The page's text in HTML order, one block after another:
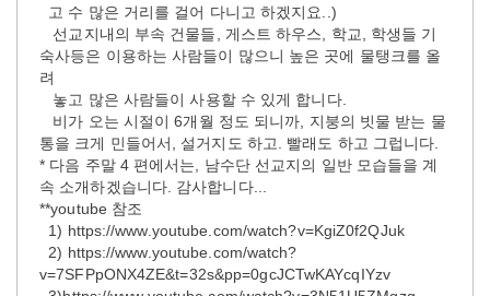
고 수 많은 거리를 걸어 다니고 하겠지요..)
선교지내의 부속 건물들, 게스트 하우스, 학교, 학생들 기
숙사등은 이용하는 사람들이 많으니 높은 곳에 물탱크를 올
려
놓고 많은 사람들이 사용할 수 있게 합니다.
비가 오는 시절이 6개월 정도 되니까, 지붕의 빗물 받는 물
통을 크게 민들어서, 설거지도 하고. 빨래도 하고 그럽니다.
* 다음 주말 4 편에서는, 남수단 선교지의 일반 모습들을 계
속 소개하겠습니다. 감사합니다...
**youtube 참조
1) https://www.youtube.com/watch?v=KgiZ0f2QJuk
2) https://www.youtube.com/watch?
v=7SFPpONX4ZE&t=32s&pp=0gcJCTwKAYcqIYzv